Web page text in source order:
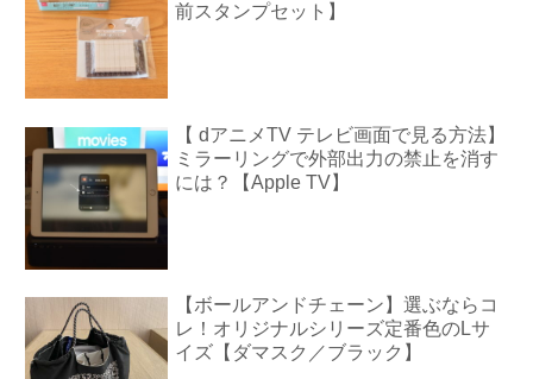
前スタンプセット】
【 dアニメTV テレビ画面で見る方法】
ミラーリングで外部出力の禁止を消す
には？【Apple TV】
【ボールアンドチェーン】選ぶならコ
レ！オリジナルシリーズ定番色のLサ
イズ【ダマスク／ブラック】